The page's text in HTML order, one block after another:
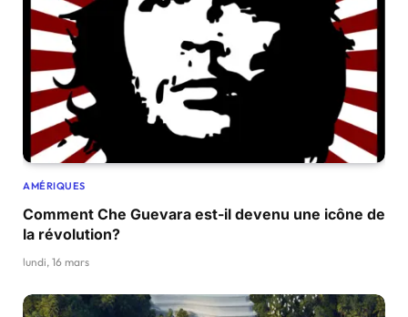
AMÉRIQUES
Comment Che Guevara est-il devenu une icône de
la révolution?
lundi, 16 mars